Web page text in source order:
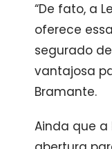
“De fato, a
oferece
segurado
vantajosa
Bramante.
Ainda que